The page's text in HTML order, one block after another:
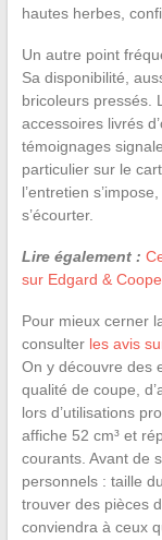
hautes herbes,
Un autre point
Sa disponibilité,
bricoleurs pressés.
accessoires livrés
témoignages
particulier sur le
l’entretien
s’écourter.
Lire également :
sur Edgard &
Pour mieux cerner
consulter les avis
On y découvre des
qualité de coupe,
lors d’utilisations
affiche 52 cm³ et
courants. Avant de
personnels : taille
trouver des pièces
conviendra à ceux